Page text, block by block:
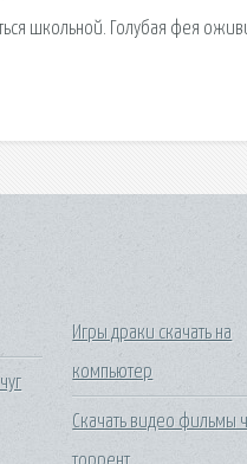
школьной. Голубая фея
Игры драки скачать на
компьютер
Скачать видео фильмы